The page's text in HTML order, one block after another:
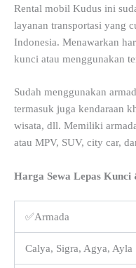
Rental mobil Kudus ini
layanan transportasi yang
Indonesia. Menawarkan
kunci atau menggunakan
Sudah menggunakan
termasuk juga kendaraan
wisata, dll. Memiliki
atau MPV, SUV, city car,
Harga Sewa Lepas
✅Armada
Calya, Sigra, Agya, Ayla